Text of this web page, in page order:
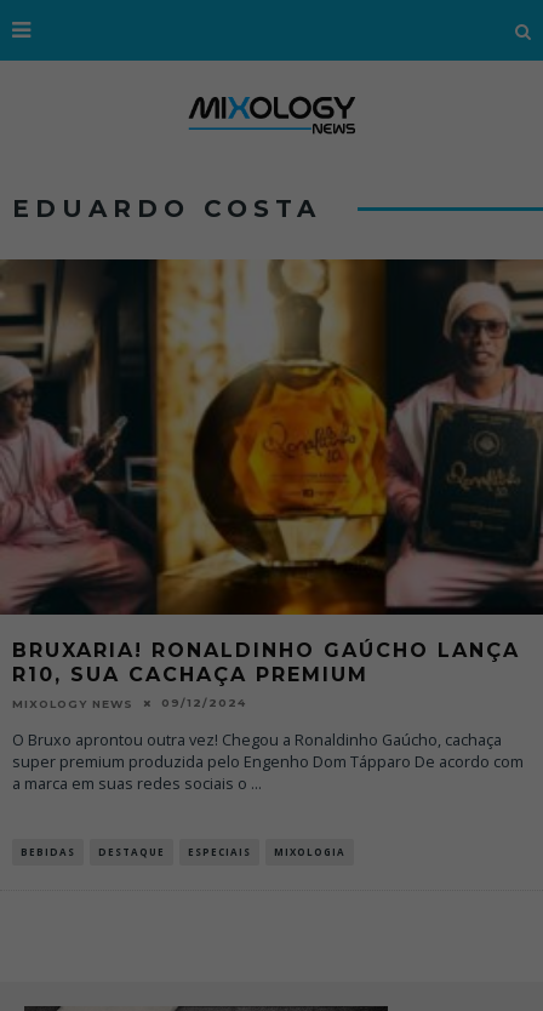
EDUARDO COSTA
BRUXARIA! RONALDINHO GAÚCHO LANÇA
R10, SUA CACHAÇA PREMIUM
MIXOLOGY NEWS 09/12/2024
O Bruxo aprontou outra vez! Chegou a Ronaldinho Gaúcho, cachaça
super premium produzida pelo Engenho Dom Tápparo De acordo com
a marca em suas redes sociais o ...
BEBIDAS DESTAQUE ESPECIAIS MIXOLOGIA